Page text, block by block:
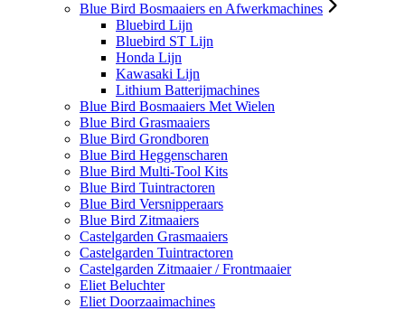
Blue Bird Bosmaaiers en Afwerkmachines
Bluebird Lijn
Bluebird ST Lijn
Honda Lijn
Kawasaki Lijn
Lithium Batterijmachines
Blue Bird Bosmaaiers Met Wielen
Blue Bird Grasmaaiers
Blue Bird Grondboren
Blue Bird Heggenscharen
Blue Bird Multi-Tool Kits
Blue Bird Tuintractoren
Blue Bird Versnipperaars
Blue Bird Zitmaaiers
Castelgarden Grasmaaiers
Castelgarden Tuintractoren
Castelgarden Zitmaaier / Frontmaaier
Eliet Beluchter
Eliet Doorzaaimachines